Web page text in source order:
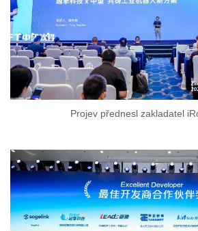
Projev přednesl zakladatel